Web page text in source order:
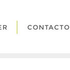
CONTACTO